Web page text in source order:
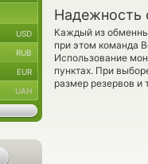
Надежность
Каждый из
при этом команда
Использование
пунктах. При
размер резервов и
USD
RUB
EUR
UAH